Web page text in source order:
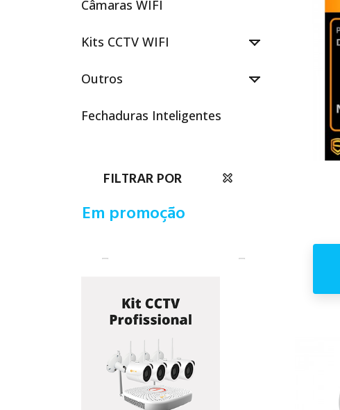
Câmaras WIFI
Kits CCTV WIFI 
Outros 
Fechaduras Inteligentes
FILTRAR POR
Em promoção